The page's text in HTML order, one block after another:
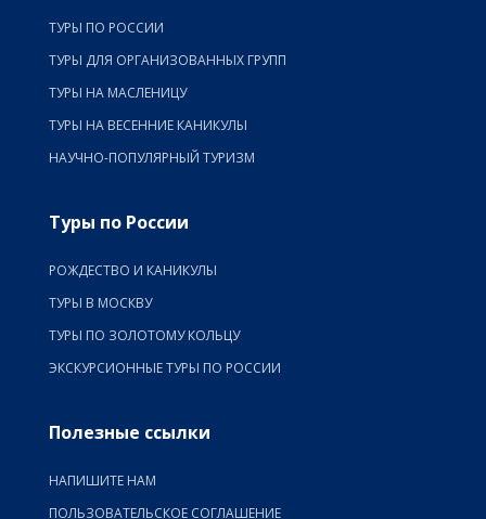
ТУРЫ ПО РОССИИ
ТУРЫ ДЛЯ ОРГАНИЗОВАННЫХ ГРУПП
ТУРЫ НА МАСЛЕНИЦУ
ТУРЫ НА ВЕСЕННИЕ КАНИКУЛЫ
НАУЧНО-ПОПУЛЯРНЫЙ ТУРИЗМ
Туры по России
РОЖДЕСТВО И КАНИКУЛЫ
ТУРЫ В МОСКВУ
ТУРЫ ПО ЗОЛОТОМУ КОЛЬЦУ
ЭКСКУРСИОННЫЕ ТУРЫ ПО РОССИИ
Полезные ссылки
НАПИШИТЕ НАМ
ПОЛЬЗОВАТЕЛЬСКОЕ СОГЛАШЕНИЕ